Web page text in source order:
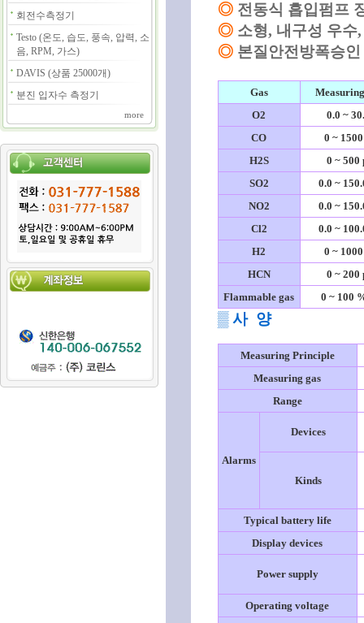
회전수측정기
Testo (온도, 습도, 풍속, 압력, 소
음, RPM, 가스)
DAVIS (상품 25000개)
분진 입자수 측정기
more
◎ 전동식 흡입펌프
◎ 소형, 내구성 우수
◎ 본질안전방폭승
Gas
O2
0.0 ~
CO
0 ~
H2S
0 ~ 500
SO2
0.0 ~
NO2
0.0 ~
Cl2
0.0 ~
H2
0 ~
HCN
0 ~ 200
Flammable gas
0 ~ 100
▒ 사 양
Measuring Principle
Measuring gas
Range
Alarms
Devices
Kinds
Typical battery life
Display devices
Power supply
Operating voltage